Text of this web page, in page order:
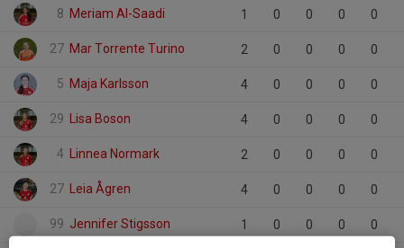
8 Meriam Al-Saadi 1 0 0 0 0
27 Mar Torrente Turino 2 0 0 0 0
5 Maja Karlsson 4 0 0 0 0
29 Lisa Boson 4 0 0 0 0
4 Linnea Normark 2 0 0 0 0
27 Leia Ågren 4 0 0 0 0
99 Jennifer Stigsson 1 0 0 0 0